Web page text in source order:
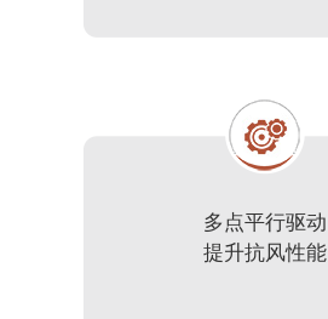
多点平行驱动
提升抗风性能